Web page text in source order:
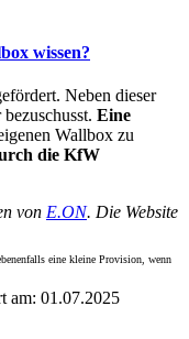
wissen?
Neben dieser
Eine
Wallbox zu
die KfW
von E.ON. Die Website
eine kleine Provision, wenn
am: 01.07.2025